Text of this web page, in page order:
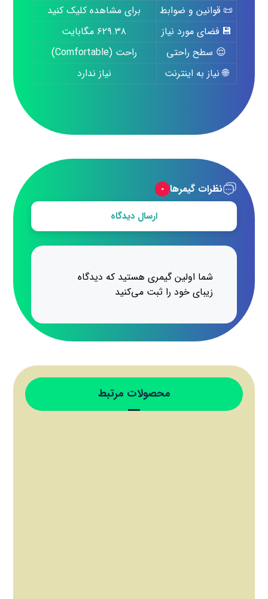
📜 قوانین و ضوابط
برای مشاهده کلیک کنید
💾 فضای مورد نیاز
۶۲۹.۳۸ مگابایت
😌 سطح راحتی
راحت (Comfortable)
🌐 نیاز به اینترنت
نیاز ندارد
نظرات گیمرها ۰
ارسال دیدگاه
شما اولین گیمری هستید که دیدگاه
زیبای خود را ثبت می‌کنید
محصولات مرتبط